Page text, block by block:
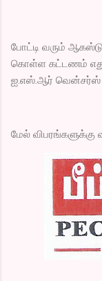
போட்டி வரும் ஆகஸ்டு
கொள்ள கட்டணம்
ஐ.எஸ்.ஆர் வென்சர்ஸ்
மேல் விபரங்களுக்கு